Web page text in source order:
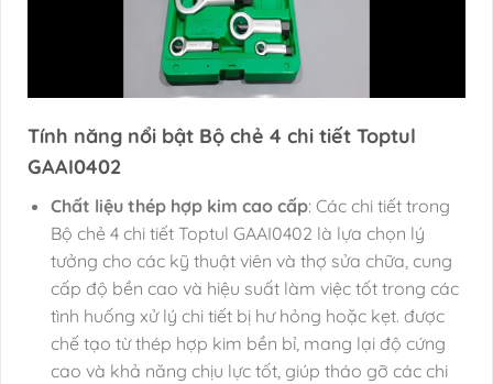
Tính năng nổi bật Bộ chẻ 4 chi tiết Toptul
GAAI0402
Chất liệu thép hợp kim cao cấp: Các chi tiết trong
Bộ chẻ 4 chi tiết Toptul GAAI0402 là lựa chọn lý
tưởng cho các kỹ thuật viên và thợ sửa chữa, cung
cấp độ bền cao và hiệu suất làm việc tốt trong các
tình huống xử lý chi tiết bị hư hỏng hoặc kẹt. được
chế tạo từ thép hợp kim bền bỉ, mang lại độ cứng
cao và khả năng chịu lực tốt, giúp tháo gỡ các chi